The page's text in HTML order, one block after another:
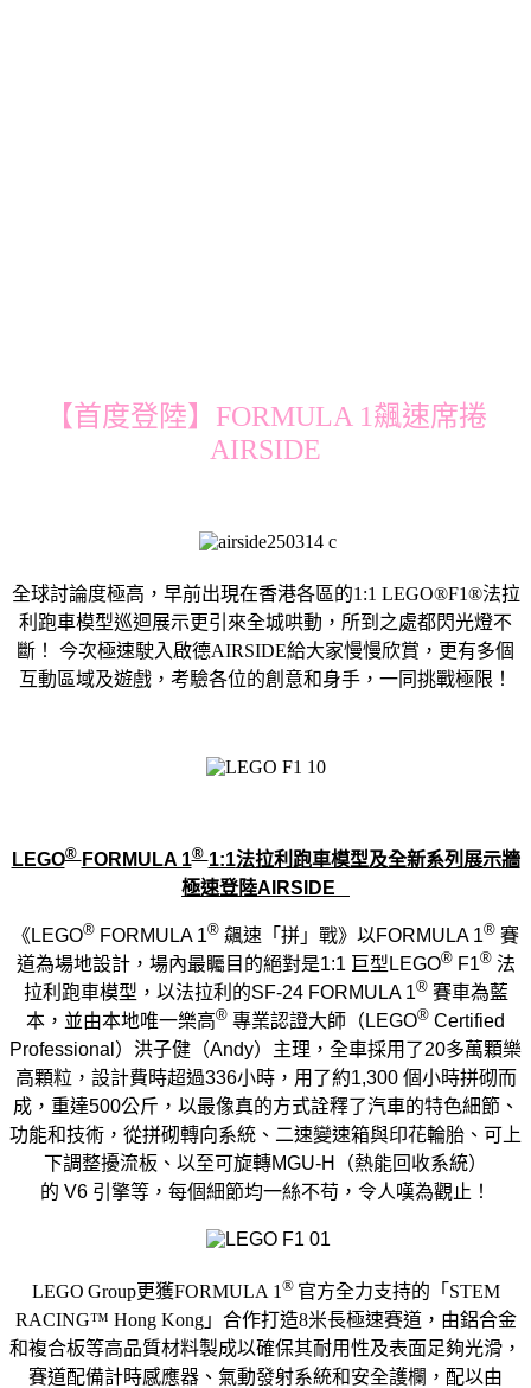
【首度登陸】FORMULA 1飆速席捲
AIRSIDE
全球討論度極高，早前出現在香港各區的1:1 LEGO®F1®法拉
利跑車模型巡迴展示更引來全城哄動，所到之處都閃光燈不
斷！ 今次極速駛入啟德AIRSIDE給大家慢慢欣賞，更有多個
互動區域及遊戲，考驗各位的創意和身手，一同挑戰極限！
LEGO® FORMULA 1® 1:1法拉利跑車模型及全新系列展示牆
極速登陸AIRSI DE
《 LEGO® FORMULA 1® 飆速「拼」戰》以FORMULA 1® 賽
道為場地設計，場內最矚目的絕對是1:1 巨型 LEGO® F1® 法
拉利 跑車模型，以法拉利 的SF-24FORMU LA 1® 賽車為藍
本，並由本地唯一樂高® 專業認證大師（ LEGO® Certified
Professional ）洪子健（Andy）主理，全車採用了20多萬顆樂
高顆粒，設計費時超過336小時，用了約1,300 個小時拼砌而
成，重達500公斤， 以最像真的方式詮釋了汽車的特色細節、
功能和技術， 從拼砌轉向系統、二速變速箱與印花輪胎、可上
下調整擾流板、 以至可旋轉MGU-H
（熱能回收系統）
的 V6 引擎等， 每個細節均一絲不苟，令人嘆為觀止！
LEGO Group更獲FORMULA 1 ® 官方全力支持的 「 STEM
RACING™ Hong Kong」合作打造8米長極速賽道， 由鋁合金
和複合板等高品質材料製成以確保其耐用性及表面足夠光滑 ，
賽道配備計時感應器、氣動發射系統和安全護欄，配以由